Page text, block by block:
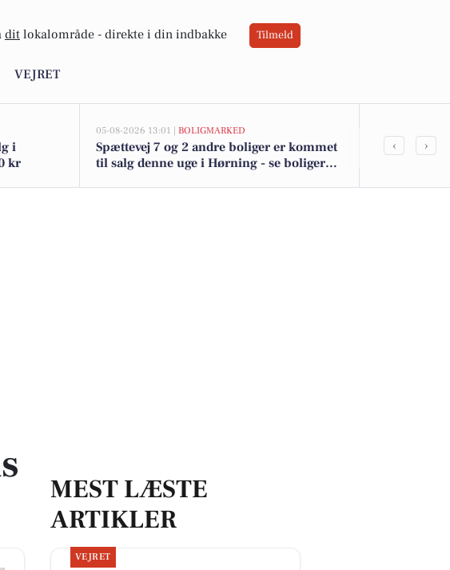
dit lokalområde - direkte i din indbakke Tilmeld
VEJRET
i
kr
05-08-2026 13:01 | BOLIGMARKED
Spættevej 7 og 2 andre boliger er kommet
til salg denne uge i Hørning - se boligerne
Blå blink i
‹ ›
MEST LÆSTE
ARTIKLER
VEJRET